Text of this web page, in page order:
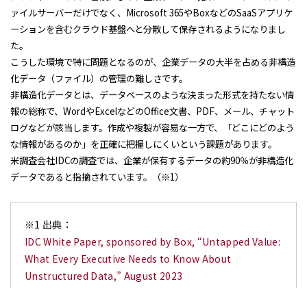
ァイルサーバーだけでなく、Microsoft 365やBoxなどのSaaSアプリケ
ーションを含むクラウド基盤へと分散して保存されるようになりまし
た。
こうした環境で特に問題となるのが、企業データの大半を占める非構造
化データ（ファイル）の管理の難しさです。
非構造化データとは、データベースのような決まった形式を持たない情
報の総称で、WordやExcelなどのOffice文書、PDF、メール、チャット
ログなどが該当します。作成や複製が容易な一方で、「どこにどのよう
な情報があるのか」を正確に把握しにくいという課題があります。
米調査会社IDCの調査では、企業が保有するデータの約90％が非構造化
データであると指摘されています。（※1）
※1 出典：
IDC White Paper, sponsored by Box, “Untapped Value:
What Every Executive Needs to Know About
Unstructured Data,” August 2023